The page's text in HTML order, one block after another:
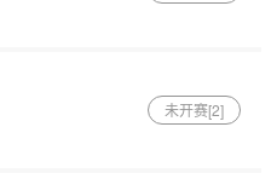
未开赛[2]